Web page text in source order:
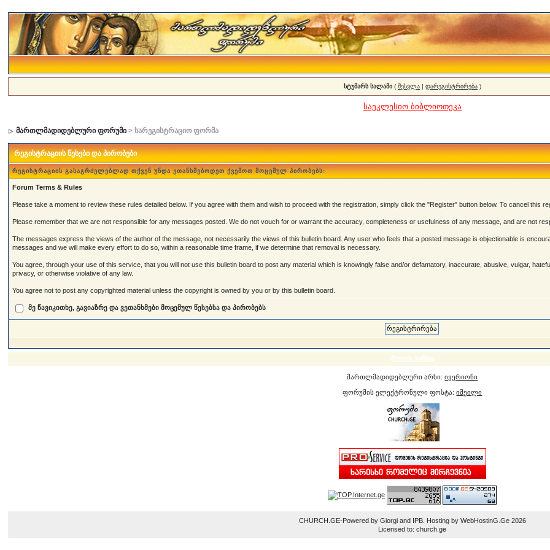
სტუმარს სალამი( შესვლა| დარეგისტრირება)
საეკლესიო ბიბლიოთეკა
მართლმადიდებლური ფორუმი > სარეგისტრაციო ფორმა
რეგისტრაციის წესები და პირობები
რეგისტრაციის გასაგრძელებლად თქვენ უნდა ეთანხმებოდეთ ქვემოთ მოცემულ პირობებს:
Forum Terms & Rules
Please take a moment to review these rules detailed below. If you agree with them and wish to proceed with the registration, simply click the "Register" button below. To cancel this
Please remember that we are not responsible for any messages posted. We do not vouch for or warrant the accuracy, completeness or usefulness of any message, and are not
The messages express the views of the author of the message, not necessarily the views of this bulletin board. Any user who feels that a posted message is objectionable is
messages and we will make every effort to do so, within a reasonable time frame, if we determine that removal is necessary.
You agree, through your use of this service, that you will not use this bulletin board to post any material which is knowingly false and/or defamatory, inaccurate, abusive, vulgar,
privacy, or otherwise violative of any law.
You agree not to post any copyrighted material unless the copyright is owned by you or by this bulletin board.
მე წავიკითხე, გავიაზრე და ვეთანხმები მოცემულ წესებსა და პირობებს
მსუბუქი ვერსია
მართლმადიდებლური არხი:ივერიონი
ფორუმის ელექტრონული ფოსტა:იმეილი
CHURCH.GE-Powered by Giorgi and IPB. Hosting by WebHostinG.Ge 2026
Licensed to: church.ge